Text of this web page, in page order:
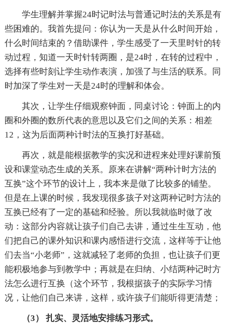
学生理解并掌握24时记时法与普通记时法的关系是有
些困难的。我首先提问：你认为一天是从什么时间开始，
什么时间结束的？借助课件，学生感受了一天里时针的转
动过程，知道一天时针转两圈，是24时，在转的过程中，
选择有些时刻让学生动作表演，加强了与生活的联系。同
时加深了学生对一天是24时的理解和体会。
其次，让学生仔细观察钟面，同桌讨论：钟面上的内
圈和外圈的数所代表的意思以及它们之间的关系：相差
12，这为后面两种计时法的互换打好基础。
再次，就是能根据教学的实况和进程来处理好课前预
设和课堂动态生成的关系。原来在讲解“两种计时方法的
互换”这个环节的设计上，我本来是做了比较多的铺垫。
但是在上课的时候，我发现很多孩子对这两种记时方法的
互换已经有了一定的基础和经验。所以我就临时做了改
动：这部分内容就让孩子们自己去讲，通过生生互动，他
们把自己的课外知识和课内感悟进行交流，这样等于让他
们去当“小老师”，这就减轻了老师的负担，也让孩子们更
能积极地参与到教学中；再就是在归纳、小结两种记时方
法怎么进行互换（这个环节，我根据孩子的实际学习情
况，让他们自己来讲，这样，或许孩子们能听得更清楚；
（3） 扎实、灵活地安排练习形式。